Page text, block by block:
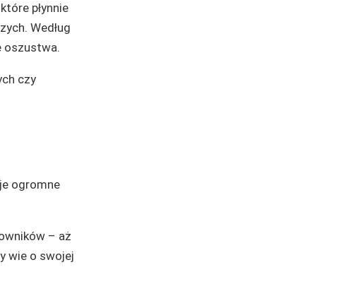
płynnie
Według
oszustwa.
czy
ogromne
– aż
wie o swojej